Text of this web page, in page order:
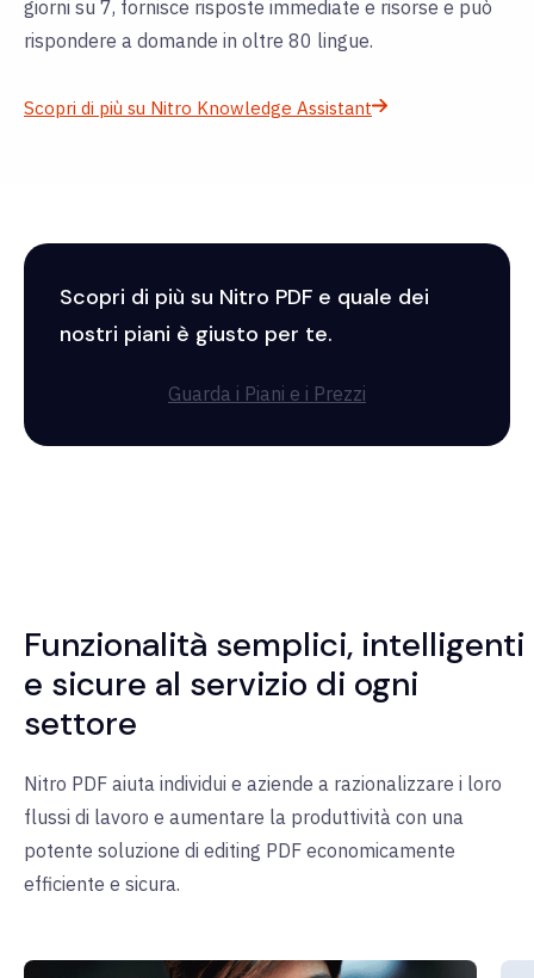
giorni su 7, fornisce risposte immediate e risorse e può
rispondere a domande in oltre 80 lingue.
Scopri di più su Nitro Knowledge Assistant
Scopri di più su Nitro PDF e quale dei
nostri piani è giusto per te.
Guarda i Piani e i Prezzi
Funzionalità semplici, intelligenti
e sicure al servizio di ogni
settore
Nitro PDF aiuta individui e aziende a razionalizzare i loro
flussi di lavoro e aumentare la produttività con una
potente soluzione di editing PDF economicamente
efficiente e sicura.